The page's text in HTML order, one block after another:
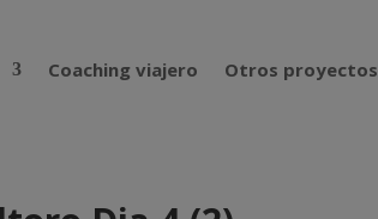
Coaching viajero Otros proyectos